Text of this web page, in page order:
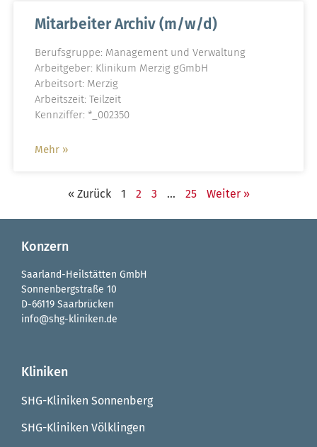
Mitarbeiter Archiv (m/w/d)
Berufsgruppe: Management und Verwaltung
Arbeitgeber: Klinikum Merzig gGmbH
Arbeitsort: Merzig
Arbeitszeit: Teilzeit
Kennziffer: *_002350
Mehr »
« Zurück 1 2 3 … 25 Weiter »
Konzern
Saarland-Heilstätten GmbH
Sonnenbergstraße 10
D-66119 Saarbrücken
info@shg-kliniken.de
Kliniken
SHG-Kliniken Sonnenberg
SHG-Kliniken Völklingen